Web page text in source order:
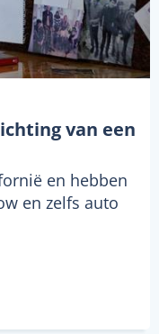
van een
en hebben
en zelfs auto